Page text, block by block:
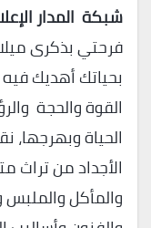
شبكة المدار
فرحتي بذكرى
بحياتك أهديك
القوة والحجة
الحياة وبهرجها،
الأجداد من تراث
والمأكل والملبس